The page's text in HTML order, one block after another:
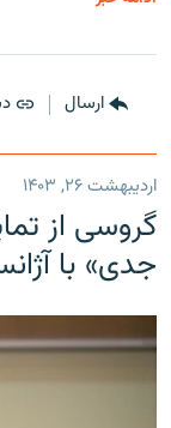
ارسال
اردیبهشت ۲۶, ۱۴۰۳
گروسی از
جدی» با